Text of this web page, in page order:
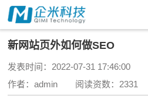
新网站页外如何做SEO
发表时间：2022-07-31 17:46:00
作者：admin 阅读资数：2331